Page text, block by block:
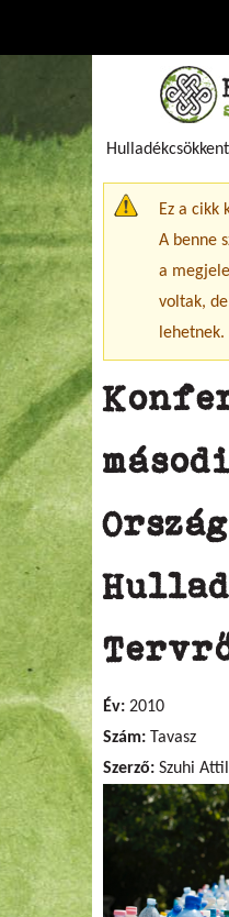
Ez a cikk
A benne
a
voltak,
lehetnek.
Év: 2010
Szám: Tavasz
Szerző: Szuhi